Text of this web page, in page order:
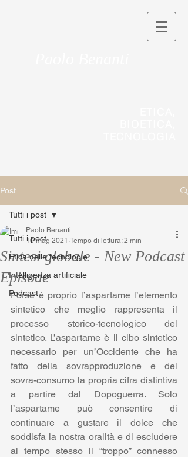
Post
Tutti i post
Etica delle tecnologie
Intelligenza artificiale
Podcast
Tutti i post
Sintesi globale - New Podcast
Episode
Paolo Benanti
10 mag 2021 Tempo di lettura: 2 min
Forse è proprio l’aspartame l’elemento
sintetico che meglio rappresenta il
processo storico-tecnologico del
sintetico. L’aspartame è il cibo sintetico
necessario per un’Occidente che ha
fatto della sovrapproduzione e del
sovra-consumo la propria cifra distintiva
a partire dal Dopoguerra. Solo
l’aspartame può consentire di
continuare a gustare il dolce che
soddisfa la nostra oralità e di escludere
al tempo stesso il “troppo” connesso